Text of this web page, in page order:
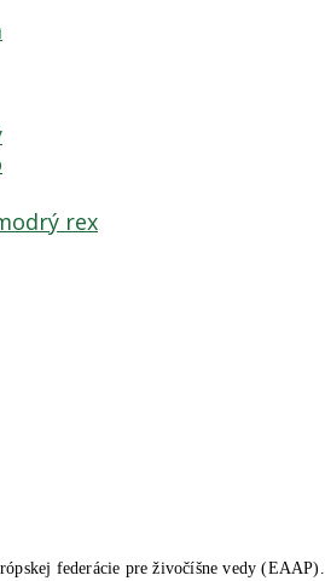
rex
federácie pre živočíšne vedy (EAAP).